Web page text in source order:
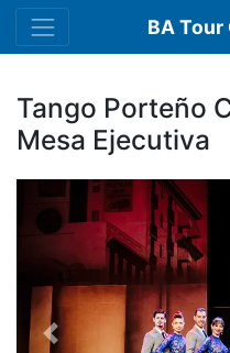
BA Tour
Tango Porteño
Mesa Ejecutiva
Previous